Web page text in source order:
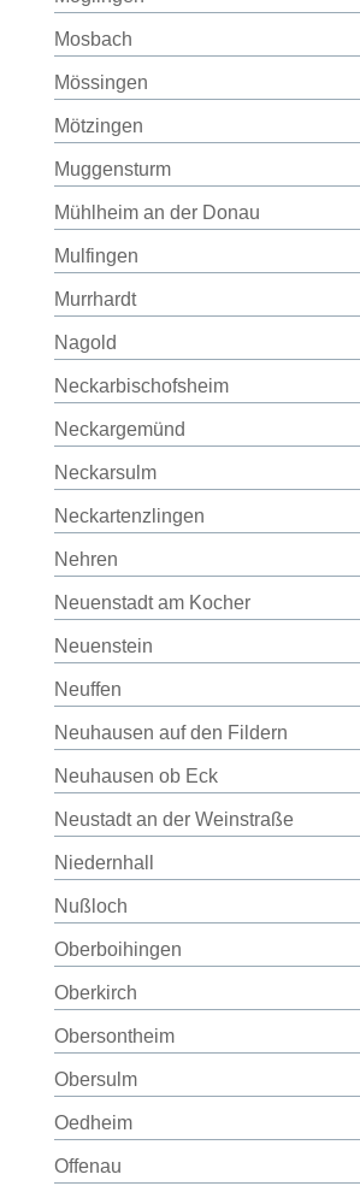
Mosbach
Mössingen
Mötzingen
Muggensturm
Mühlheim an der Donau
Mulfingen
Murrhardt
Nagold
Neckarbischofsheim
Neckargemünd
Neckarsulm
Neckartenzlingen
Nehren
Neuenstadt am Kocher
Neuenstein
Neuffen
Neuhausen auf den Fildern
Neuhausen ob Eck
Neustadt an der Weinstraße
Niedernhall
Nußloch
Oberboihingen
Oberkirch
Obersontheim
Obersulm
Oedheim
Offenau